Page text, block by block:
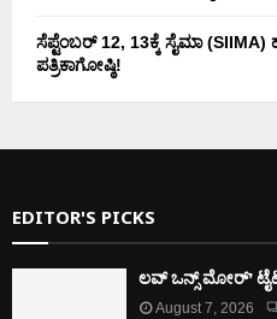
ಸೆಪ್ಟೆಂಬರ್ 12, 13ಕ್ಕೆ ಸೈಮಾ
ಪತ್ರಿಕಾಗೋಷ್ಠಿ!
EDITOR'S PICKS
ಲವ್ ಒನ್ಸ್ ಮೋರ್’
August 7, 2026